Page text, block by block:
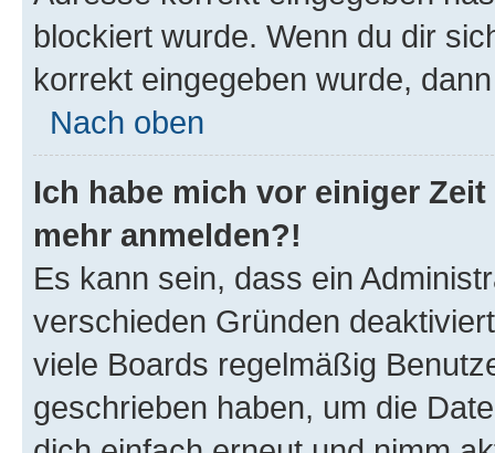
blockiert wurde. Wenn du dir
korrekt eingegeben wurde,
Nach oben
Ich habe mich vor einiger
mehr anmelden?!
Es kann sein, dass ein
verschieden Gründen
viele Boards regelmäßig
geschrieben haben, um die